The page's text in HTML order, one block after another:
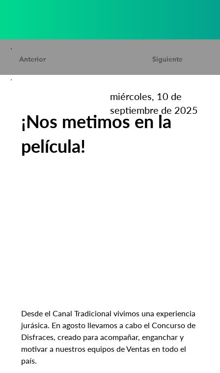
Siguiente
Anterior
miércoles, 10 de
septiembre de 2025
¡Nos metimos en la
película!
Desde el Canal Tradicional vivimos una experiencia
jurásica. En agosto llevamos a cabo el Concurso de
Disfraces, creado para acompañar, enganchar y
motivar a nuestros equipos de Ventas en todo el
país.